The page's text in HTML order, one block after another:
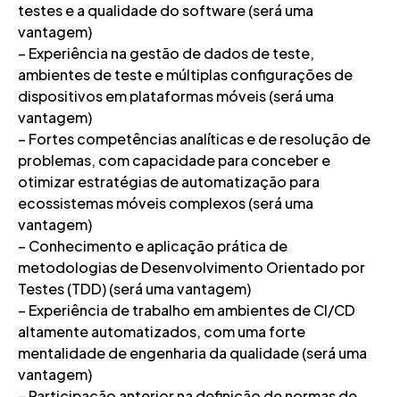
testes e a qualidade do software (será uma
vantagem)
– Experiência na gestão de dados de teste,
ambientes de teste e múltiplas configurações de
dispositivos em plataformas móveis (será uma
vantagem)
– Fortes competências analíticas e de resolução de
problemas, com capacidade para conceber e
otimizar estratégias de automatização para
ecossistemas móveis complexos (será uma
vantagem)
– Conhecimento e aplicação prática de
metodologias de Desenvolvimento Orientado por
Testes (TDD) (será uma vantagem)
– Experiência de trabalho em ambientes de CI/CD
altamente automatizados, com uma forte
mentalidade de engenharia da qualidade (será uma
vantagem)